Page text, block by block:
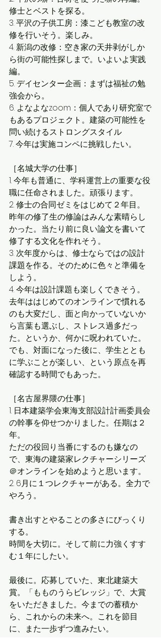
修士とベストを探る。
3. 平沢の子供工房：漆こども教室の改
修を行いそう。楽しみ。
4. 新潟の改修：空き家の天井剥がしか
ら街の可能性探しまで。いよいよ実践
編。
5. デイセンター企画：まずは福祉の勉
強会から。
6. よなよなzoom：個人であり研究室で
もあるプロジェクト。建築の可能性を
問い続けるストロングスタイル
7. 今年は実施コンペに挑戦したい。
［名城大学の仕事］
1. 今年も普通に、学科運営上の重要な役
職に任命されました。頑張ります。
2. 修士の合同ゼミをはじめて２年目。
昨年の修了生の修論はみんな素晴らし
かった。当たり前に良い論文を書いて
修了する文化を作れそう。
3. 次年度からは、修士ならではの設計
課題を作る。そのために色々と準備を
しよう。
4. 今年は設計課題も楽しくできそう。
去年ははじめてのオンラインで慣れる
のも大変だし、面と向かっていないか
ら言葉も選ぶし、ストレス過多だっ
た。というか、何かに呪われていた。
でも、対面になった後に、学生ととも
に学ぶことが楽しい、という原点を再
確認する時間でもあった。
［名古屋界隈の仕事］
1. 日本建築学会東海支部設計計画委員会
の幹事を仰せつかりました。任期は２
年。
ただの役回り当番にするのも嫌なの
で、東海の建築家レクチャーシリーズ
＠オンラインを始めようと思います。
2. 6月に１つレクチャーがある。全力で
やろう。
書き出すとやることの多さにびっくり
する。
時間を大切に。そして前に力強くすす
む１年にしたい。
最後に。応募していた、東北建築大
賞。「もものうらビレッジ」で、大賞
をいただきました。今までの蓄積か
ら、これからの未来へ。これを節目
に、また一歩ずつ進みたい。